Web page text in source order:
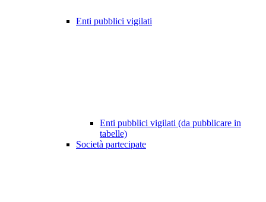
Enti pubblici vigilati
Enti pubblici vigilati (da pubblicare in
tabelle)
Società partecipate